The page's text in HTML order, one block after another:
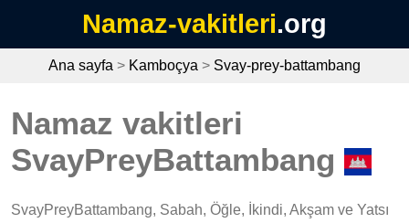
Namaz-vakitleri.org
Ana sayfa > Kamboçya > Svay-prey-battambang
Namaz vakitleri
SvayPreyBattambang
SvayPreyBattambang, Sabah, Öğle, İkindi, Akşam ve Yatsı